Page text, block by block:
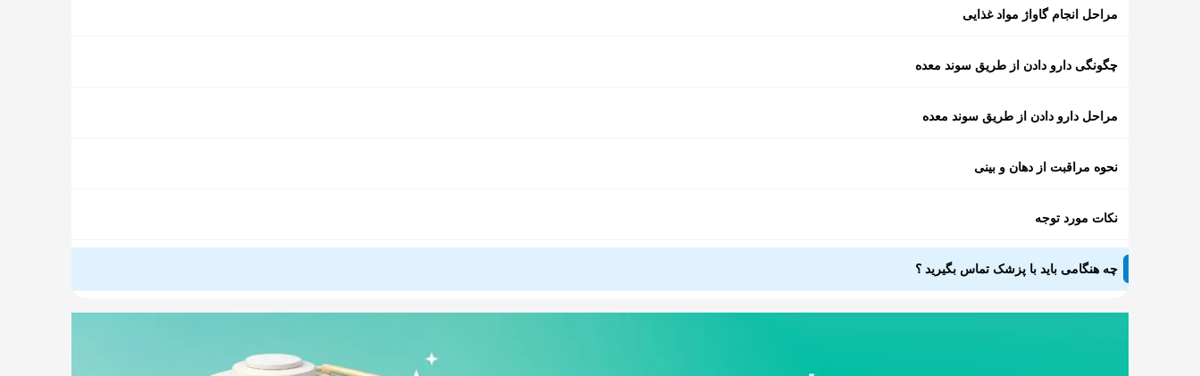
مراحل انجام گاواژ مواد غذایی
چگونگی دارو دادن از طریق سوند معده
مراحل دارو دادن از طریق سوند معده
نحوه مراقبت از دهان و بینی
نکات مورد توجه
چه هنگامی باید با پزشک تماس بگیرید ؟